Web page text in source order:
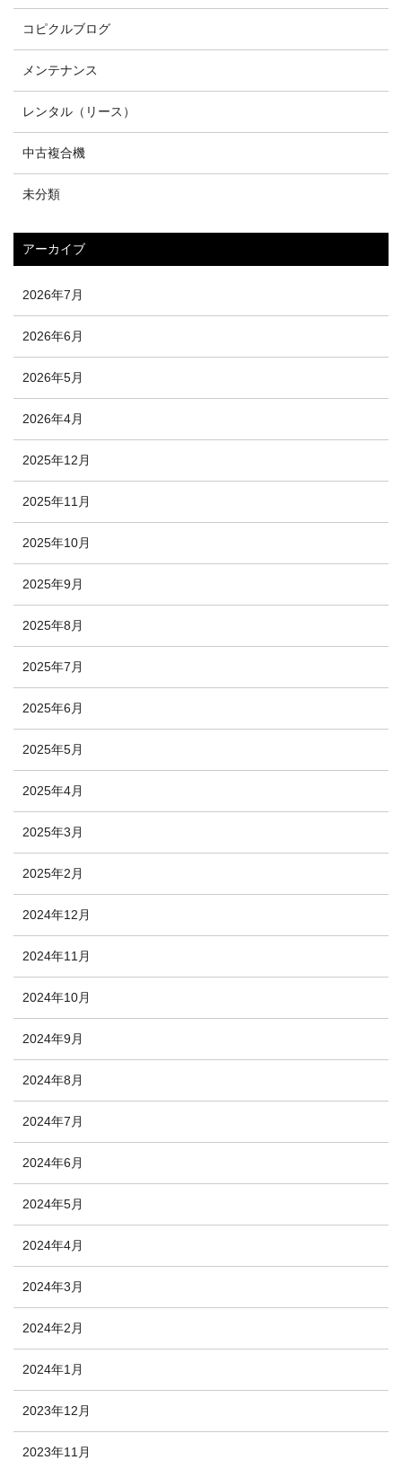
コピクルブログ
メンテナンス
レンタル（リース）
中古複合機
未分類
アーカイブ
2026年7月
2026年6月
2026年5月
2026年4月
2025年12月
2025年11月
2025年10月
2025年9月
2025年8月
2025年7月
2025年6月
2025年5月
2025年4月
2025年3月
2025年2月
2024年12月
2024年11月
2024年10月
2024年9月
2024年8月
2024年7月
2024年6月
2024年5月
2024年4月
2024年3月
2024年2月
2024年1月
2023年12月
2023年11月